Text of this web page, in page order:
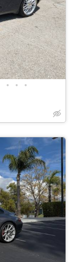
• • •